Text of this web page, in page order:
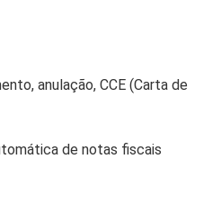
anulação, CCE (Carta de
de notas fiscais